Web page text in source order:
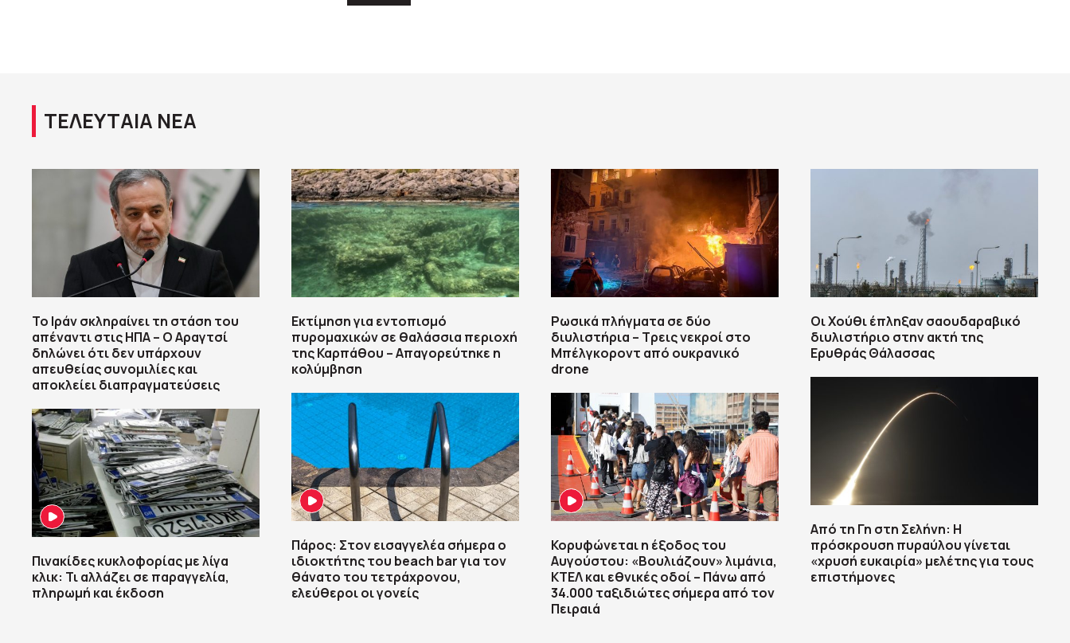
ΤΕΛΕΥΤΑΙΑ ΝΕΑ
Το Ιράν σκληραίνει τη στάση του
απέναντι στις ΗΠΑ – Ο Αραγτσί
δηλώνει ότι δεν υπάρχουν
απευθείας συνομιλίες και
αποκλείει διαπραγματεύσεις
Πινακίδες κυκλοφορίας με λίγα
κλικ: Τι αλλάζει σε παραγγελία,
πληρωμή και έκδοση
Εκτίμηση για εντοπισμό
πυρομαχικών σε θαλάσσια περιοχή
της Καρπάθου – Απαγορεύτηκε η
κολύμβηση
Πάρος: Στον εισαγγελέα σήμερα ο
ιδιοκτήτης του beach bar για τον
θάνατο του τετράχρονου,
ελεύθεροι οι γονείς
Ρωσικά πλήγματα σε δύο
διυλιστήρια – Τρεις νεκροί στο
Μπέλγκοροντ από ουκρανικό
drone
Κορυφώνεται η έξοδος του
Αυγούστου: «Βουλιάζουν» λιμάνια,
ΚΤΕΛ και εθνικές οδοί – Πάνω από
34.000 ταξιδιώτες σήμερα από τον
Πειραιά
Οι Χούθι έπληξαν σαουδαραβικό
διυλιστήριο στην ακτή της
Ερυθράς Θάλασσας
Από τη Γη στη Σελήνη: Η
πρόσκρουση πυραύλου γίνεται
«χρυσή ευκαιρία» μελέτης για τους
επιστήμονες